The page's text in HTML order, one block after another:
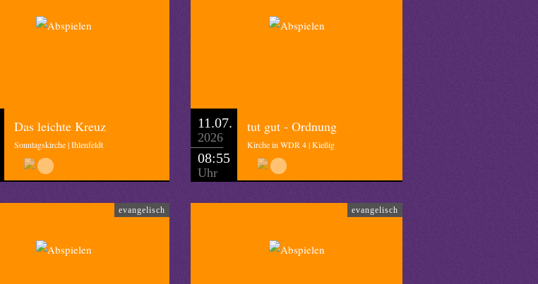
Das leichte Kreuz
Sonntagskirche | Ihlenfeldt
11.07.
2026
08:55
Uhr
tut gut - Ordnung
Kirche in WDR 4 | Kießig
evangelisch evangelisch